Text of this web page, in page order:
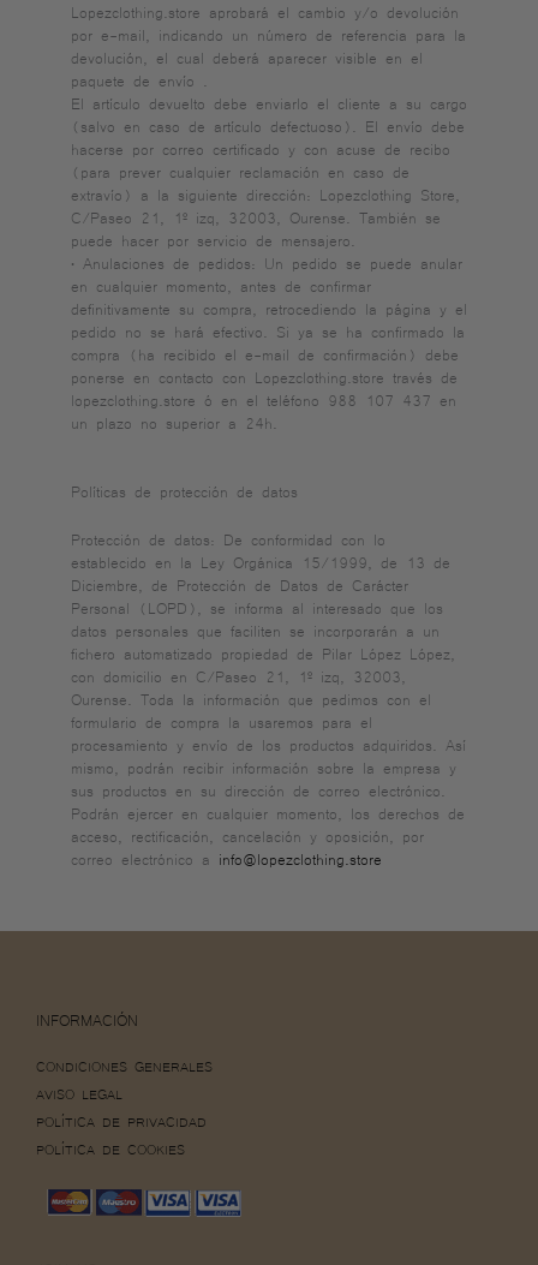
Lopezclothing.store aprobará el cambio y/o devolución
por e-mail, indicando un número de referencia para la
devolución, el cual deberá aparecer visible en el
paquete de envío .
El artículo devuelto debe enviarlo el cliente a su cargo
(salvo en caso de artículo defectuoso). El envío debe
hacerse por correo certificado y con acuse de recibo
(para prever cualquier reclamación en caso de
extravío) a la siguiente dirección: Lopezclothing Store,
C/Paseo 21, 1º izq, 32003, Ourense. También se
puede hacer por servicio de mensajero.
• Anulaciones de pedidos: Un pedido se puede anular
en cualquier momento, antes de confirmar
definitivamente su compra, retrocediendo la página y el
pedido no se hará efectivo. Si ya se ha confirmado la
compra (ha recibido el e-mail de confirmación) debe
ponerse en contacto con Lopezclothing.store través de
lopezclothing.store ó en el teléfono 988 107 437 en
un plazo no superior a 24h.
Políticas de protección de datos
Protección de datos: De conformidad con lo
establecido en la Ley Orgánica 15/1999, de 13 de
Diciembre, de Protección de Datos de Carácter
Personal (LOPD), se informa al interesado que los
datos personales que faciliten se incorporarán a un
fichero automatizado propiedad de Pilar López López,
con domicilio en C/Paseo 21, 1º izq, 32003,
Ourense. Toda la información que pedimos con el
formulario de compra la usaremos para el
procesamiento y envío de los productos adquiridos. Así
mismo, podrán recibir información sobre la empresa y
sus productos en su dirección de correo electrónico.
Podrán ejercer en cualquier momento, los derechos de
acceso, rectificación, cancelación y oposición, por
correo electrónico a info@lopezclothing.store
INFORMACIÓN
CONDICIONES GENERALES
AVISO LEGAL
POLÍTICA DE PRIVACIDAD
POLÍTICA DE COOKIES